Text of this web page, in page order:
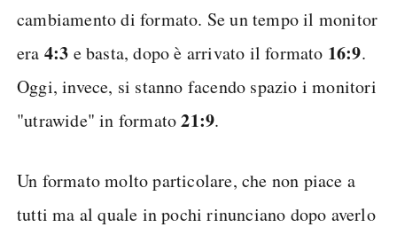
cambiamento di formato. Se un tempo il monitor
era 4:3 e basta, dopo è arrivato il formato 16:9.
Oggi, invece, si stanno facendo spazio i monitori
"utrawide" in formato21:9.
Un formato molto particolare, che non piace a
tutti ma al quale in pochi rinunciano dopo averlo